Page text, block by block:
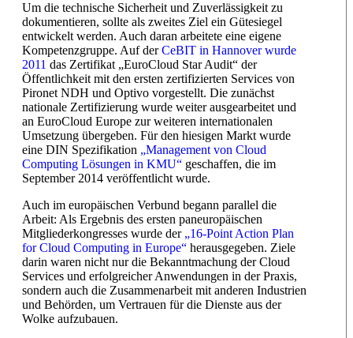
Um die technische Sicherheit und Zuverlässigkeit zu
dokumentieren, sollte als zweites Ziel ein Gütesiegel
entwickelt werden. Auch daran arbeitete eine eigene
Kompetenzgruppe. Auf derCeBIT in Hannover wurde
2011 das Zertifikat „EuroCloud Star Audit“ der
Öffentlichkeit mit den ersten zertifizierten Services von
Pironet NDH und Optivo vorgestellt. Die zunächst
nationale Zertifizierung wurde weiter ausgearbeitet und
an EuroCloud Europe zur weiteren internationalen
Umsetzung übergeben. Für den hiesigen Markt wurde
eine DIN Spezifikation „Management von Cloud
Computing Lösungen in KMU“ geschaffen, die im
September 2014 veröffentlicht wurde.
Auch im europäischen Verbund begann parallel die
Arbeit: Als Ergebnis des ersten paneuropäischen
Mitgliederkongresses wurde der „16-Point Action Plan
for Cloud Computing in Europe“ herausgegeben. Ziele
darin waren nicht nur die Bekanntmachung der Cloud
Services und erfolgreicher Anwendungen in der Praxis,
sondern auch die Zusammenarbeit mit anderen Industrien
und Behörden, um Vertrauen für die Dienste aus der
Wolke aufzubauen.